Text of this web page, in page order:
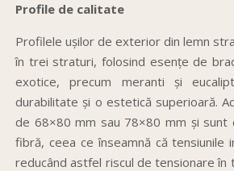
Profile de calitate
Profilele ușilor de exterior din lemn
în trei straturi, folosind esențe de
exotice, precum meranti și
durabilitate și o estetică superioară.
de 68×80 mm sau 78×80 mm și sunt
fibră, ceea ce înseamnă că tensiunile
reducând astfel riscul de tensionare în